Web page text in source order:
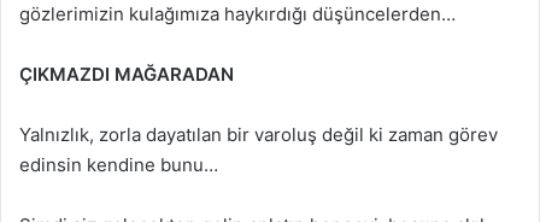
gözlerimizin kulağımıza haykırdığı düşüncelerden…
ÇIKMAZDI MAĞARADAN
Yalnızlık, zorla dayatılan bir varoluş değil ki zaman görev
edinsin kendine bunu…